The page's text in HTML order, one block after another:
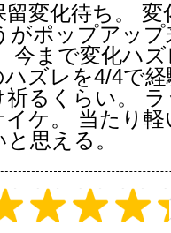
変化待ち。
がポップアッ
今まで変化ハ
ズレを4/4で
るくらい。
ケ。 当たり
思える。